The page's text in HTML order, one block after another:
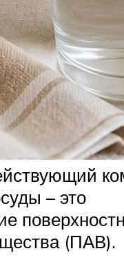
– это
(ПАВ).